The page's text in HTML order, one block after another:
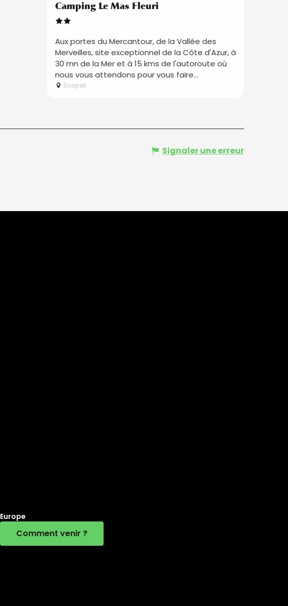
Camping Le Mas Fleuri
Aux portes du Mercantour, de la Vallée des
Merveilles, site exceptionnel de la Côte d'Azur, à
30 mn de la Mer et à 15 kms de l'autoroute où
nous vous attendons pour vous faire...
Sospel
Signaler une erreur
Europe
Comment venir ?